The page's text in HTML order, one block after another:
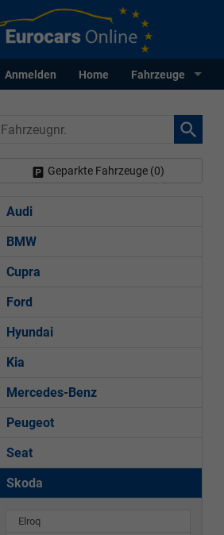
Anmelden Home Fahrzeuge
Fahrzeugnr.
Geparkte Fahrzeuge (0)
Audi
BMW
Cupra
Ford
Hyundai
Kia
Mercedes-Benz
Peugeot
Seat
Skoda
Elroq